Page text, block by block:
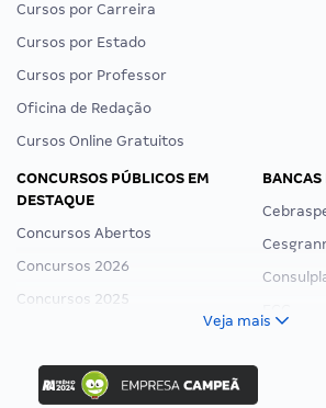
Cursos por Carreira
Cursos por Estado
Cursos por Professor
Oficina de Redação
Cursos Online Gratuitos
CONCURSOS PÚBLICOS EM
DESTAQUE
Concursos Abertos
Concursos 2026
Concursos 2025
Concurso Ibama
Concurso MPU
BANCAS
Veja mais